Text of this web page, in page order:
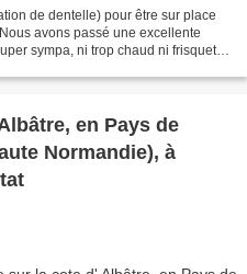
de dentelle) pour être sur place
avons passé une excellente
sympa, ni trop chaud ni frisquet,
en Pays de
Normandie), à